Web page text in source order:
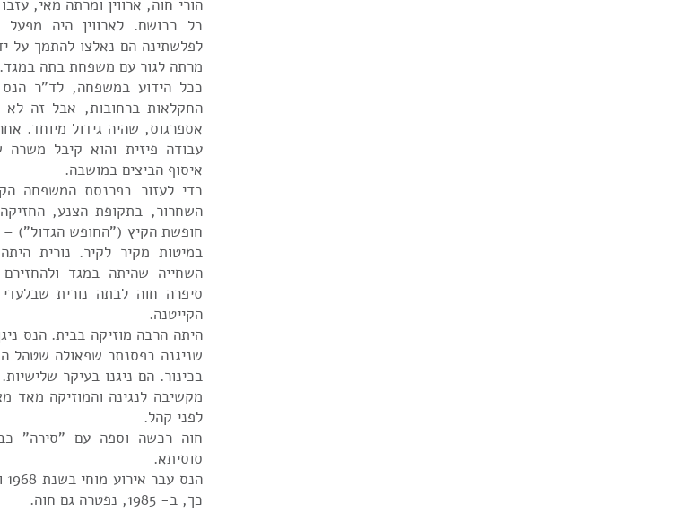
כל רכושם. לארווין היה מפעל
לפלשתינה הם נאלצו להתמך על
מרתה לגור עם משפחת בתה במגד.
ככל הידוע במשפחה, לד"ר
החקלאות ברחובות, אבל זה
אספרגוס, שהיה גידול מיוחד.
עבודה פיזית והוא קיבל
איסוף הביצים במושבה.
כדי לעזור בפרנסת המשפחה
השחרור, בתקופת הצנע,
חופשת הקיץ ("החופש הגדול") –
במיטות מקיר לקיר. נורית
השחייה שהיתה במגד
סיפרה חוה לבתה נורית
הקייטנה.
היתה הרבה מוזיקה בבית. הנס
שניגנה בפסנתר שפאולה שטהל
בכינור. הם ניגנו בעיקר
מקשיבה לנגינה והמוזיקה מאד
לפני קהל.
סוסיתא.
כך, ב- 1985, נפטרה גם חוה.